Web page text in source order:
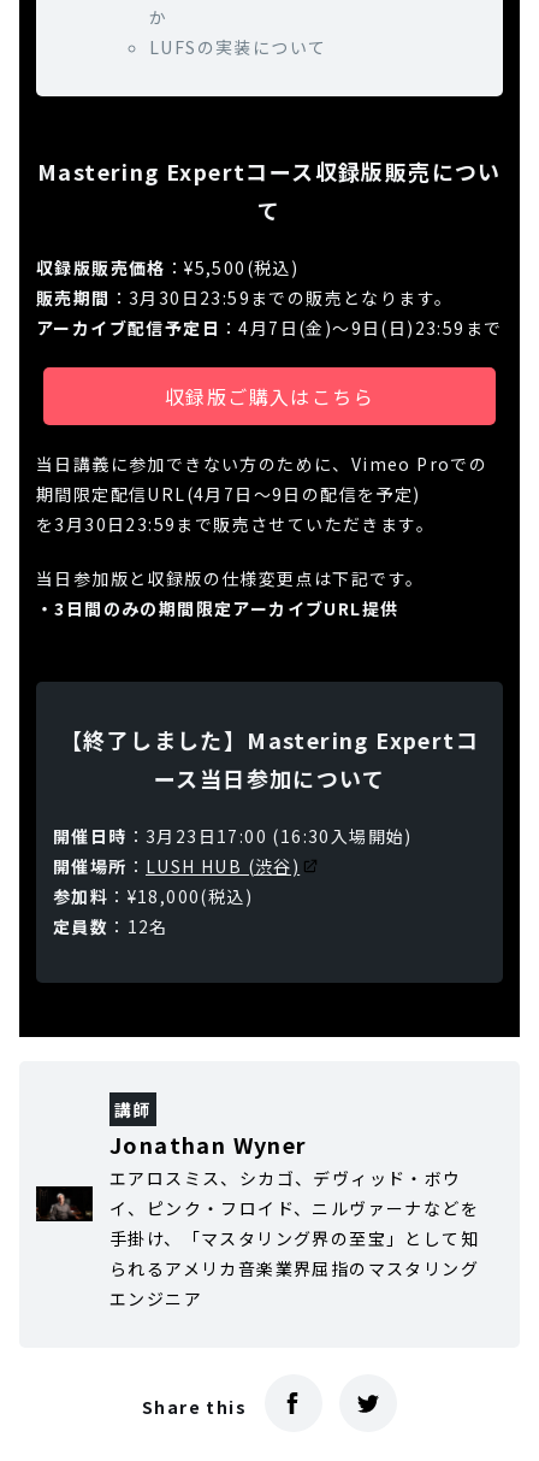
か
LUFSの実装について
Mastering Expertコース収録版販売につい
て
収録版販売価格 ：¥5,500(税込)
販売期間 ：3月30日23:59までの販売となります。
アーカイブ配信予定日 ：4月7日(金)〜9日(日)23:59まで
収録版ご購入はこちら
当日講義に参加できない方のために、Vimeo Proでの
期間限定配信URL(4月7日〜9日の配信を予定)
を3月30日23:59まで販売させていただきます。
当日参加版と収録版の仕様変更点は下記です。
・3日間のみの期間限定アーカイブURL提供
【終了しました】Mastering Expertコ
ース当日参加について
開催日時 ：3月23日17:00 (16:30入場開始)
開催場所 ： LUSH HUB (渋谷)
参加料 ：¥18,000(税込)
定員数 ：12名
講師
Jonathan Wyner
エアロスミス、シカゴ、デヴィッド・ボウ
イ、ピンク・フロイド、ニルヴァーナなどを
手掛け、「マスタリング界の至宝」として知
られるアメリカ音楽業界屈指のマスタリング
エンジニア
Share this